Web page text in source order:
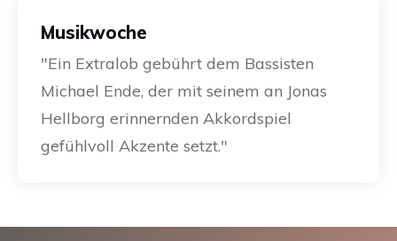
Musikwoche
"Ein Extralob gebührt dem Bassisten
Michael Ende, der mit seinem an Jonas
Hellborg erinnernden Akkordspiel
gefühlvoll Akzente setzt."